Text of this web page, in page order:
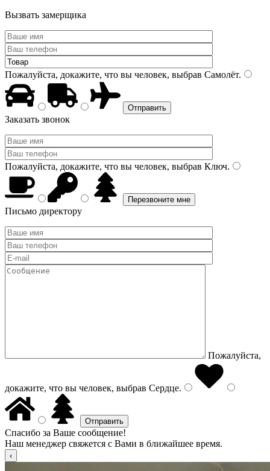
Вызвать замерщика
Пожалуйста, докажите, что вы человек, выбрав Самолёт.
Заказать звонок
Пожалуйста, докажите, что вы человек, выбрав Ключ.
Письмо директору
Пожалуйста,
докажите, что вы человек, выбрав Сердце.
Спасибо за Ваше сообщение!
Наш менеджер свяжется с Вами в ближайшее время.